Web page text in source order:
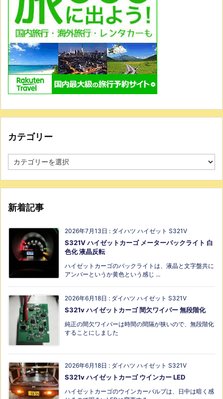
カテゴリー
新着記事
2026年7月13日 : ダイハツ ハイゼット S321V
S321V ハイゼットカーゴ メーターバックライト 白
色化 液晶反転
ハイゼットカーゴのバックライトは、液晶と文字盤共に
アンバーというか黄色という感じ ...
2026年6月18日 : ダイハツ ハイゼット S321V
S321v ハイゼットカーゴ 間欠ワイパー 無段階化
純正の間欠ワイパーは時間の間隔が狭いので、無段階化
することにしました
2026年6月18日 : ダイハツ ハイゼット S321V
S321v ハイゼットカーゴ ウインカー LED
ハイゼットカーゴのウインカーバルブは、日中は暗く感